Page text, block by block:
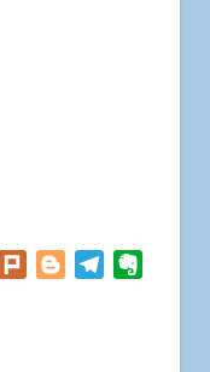
Facebook
Plurk BloggerTelegram